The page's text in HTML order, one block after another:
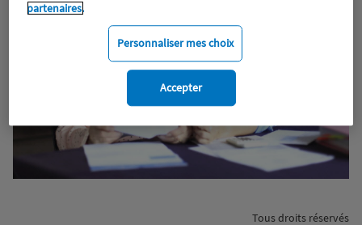
Tous droits réservés
partenaires.
Personnaliser mes choix
Accepter